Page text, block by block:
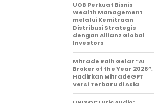
UOB Perkuat Bisnis
Wealth Management
melalui Kemitraan
Distribusi Strategis
dengan Allianz Global
Investors
Mitrade Raih Gelar “AI
Broker of the Year 2026”,
Hadirkan MitradeGPT
Versi Terbaru di Asia